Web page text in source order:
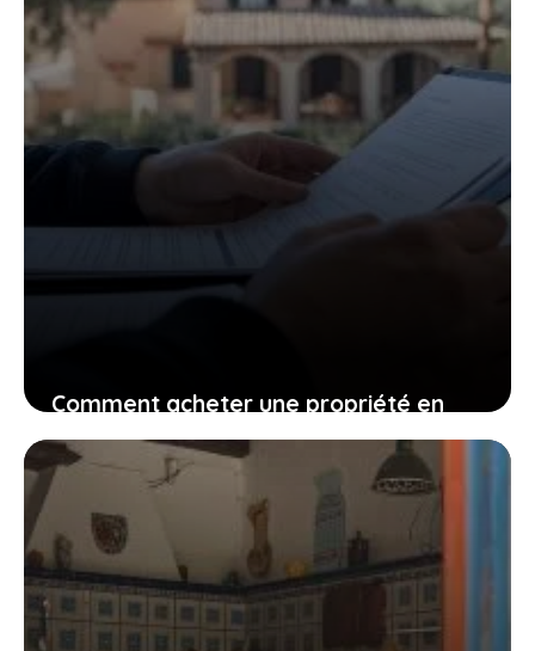
Comment acheter une propriété en
Espagne pour investir dans
l’immobilier locatif ?
22 mai 2023